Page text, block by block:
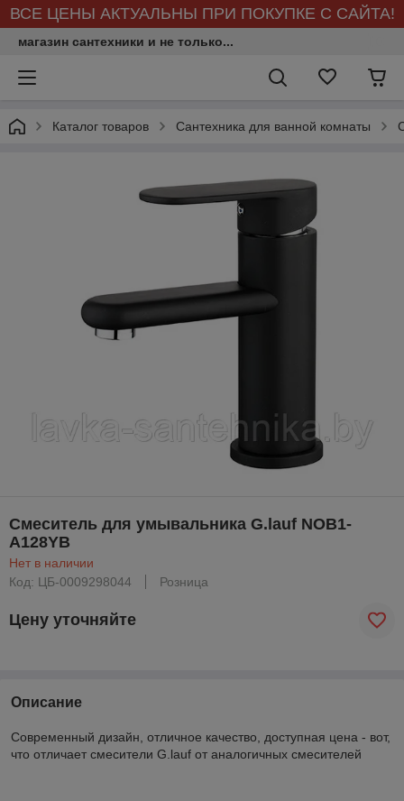
ВСЕ ЦЕНЫ АКТУАЛЬНЫ ПРИ ПОКУПКЕ С САЙТА!
магазин сантехники и не только...
Каталог товаров Сантехника для ванной комнаты
Смеситель для умывальника G.lauf NOB1-
A128YB
Нет в наличии
Код: ЦБ-0009298044
Розница
Цену уточняйте
Описание
Современный дизайн, отличное качество, доступная цена - вот,
что отличает смесители G.lauf от аналогичных смесителей